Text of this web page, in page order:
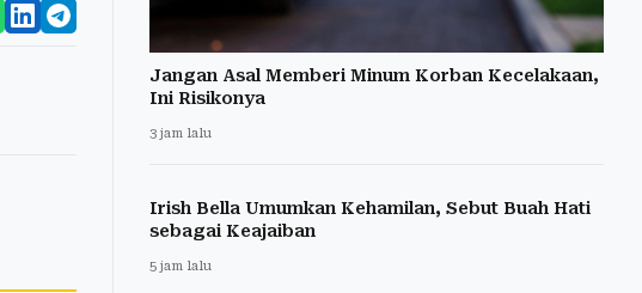
Jangan Asal Memberi Minum Korban Kecelakaan,
Ini Risikonya
3 jam lalu
Irish Bella Umumkan Kehamilan, Sebut Buah Hati
sebagai Keajaiban
5 jam lalu